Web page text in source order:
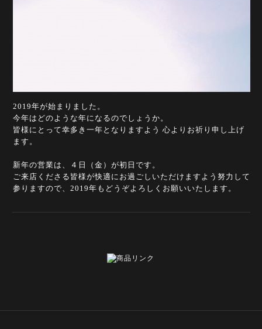
2019年が始まりました。
今年はどのような年になるのでしょうか。
皆様にとって幸多き一年となりますよう 心よりお祈り申し上げ
ます。
新年の営業は、４日（金）が初日です。
ご来店くださる皆様が快適にお過ごしいただけますよう努力して
参りますので、2019年もどうぞよろしくお願いいたします。